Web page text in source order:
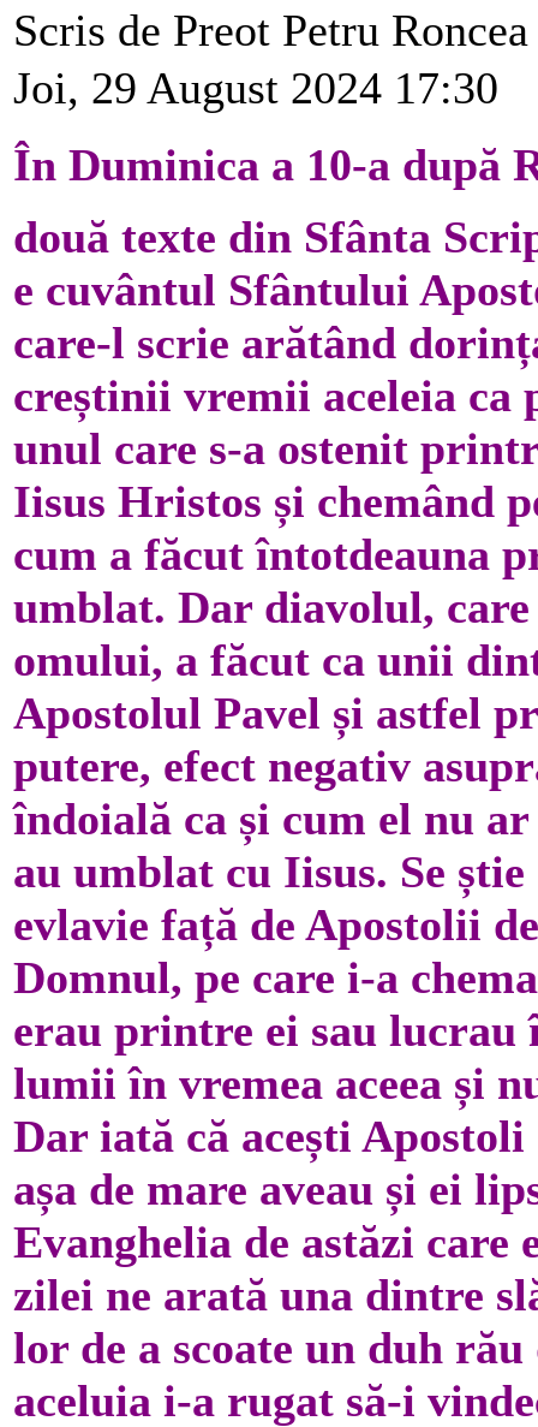
Scris de Preot Petru
Joi, 29 August 2024 17:30
În Duminica a 10-a după
două texte din Sfânta
e cuvântul Sfântului
care-l scrie arătând
creștinii vremii aceleia ca
unul care s-a ostenit
Iisus Hristos și chemând
cum a făcut întotdeauna
umblat. Dar diavolul,
omului, a făcut ca unii
Apostolul Pavel și astfel
putere, efect negativ
îndoială ca și cum el nu
au umblat cu Iisus. Se
evlavie față de Apostolii
Domnul, pe care i-a
erau printre ei sau
lumii în vremea aceea și
Dar iată că acești
așa de mare aveau și ei
Evanghelia de astăzi
zilei ne arată una dintre
lor de a scoate un duh
aceluia i-a rugat să-i